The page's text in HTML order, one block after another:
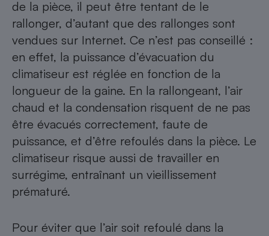
de la pièce, il peut être tentant de le
rallonger, d’autant que des rallonges sont
vendues sur Internet. Ce n’est pas conseillé :
en effet, la puissance d’évacuation du
climatiseur est réglée en fonction de la
longueur de la gaine. En la rallongeant, l’air
chaud et la condensation risquent de ne pas
être évacués correctement, faute de
puissance, et d’être refoulés dans la pièce. Le
climatiseur risque aussi de travailler en
surrégime, entraînant un vieillissement
prématuré.
Pour éviter que l’air soit refoulé dans la